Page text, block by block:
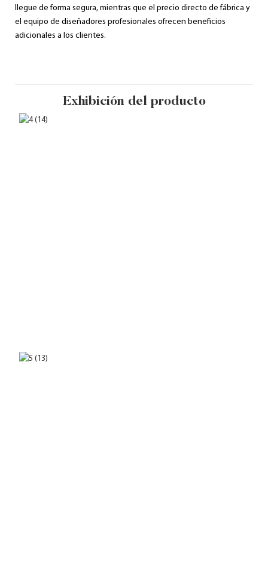
llegue de forma segura, mientras que el precio directo de fábrica y
el equipo de diseñadores profesionales ofrecen beneficios
adicionales a los clientes.
Exhibición del producto